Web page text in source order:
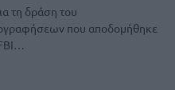
τη δράση του
που αποδομήθηκε